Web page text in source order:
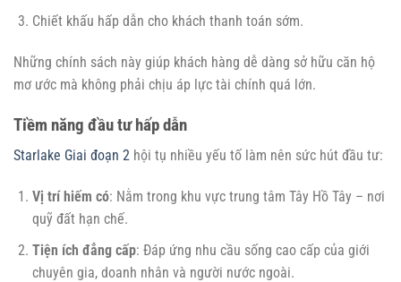
Chiết khấu hấp dẫn cho khách thanh toán sớm.
Những chính sách này giúp khách hàng dễ dàng sở hữu căn hộ
mơ ước mà không phải chịu áp lực tài chính quá lớn.
Tiềm năng đầu tư hấp dẫn
Starlake Giai đoạn 2 hội tụ nhiều yếu tố làm nên sức hút đầu tư:
Vị trí hiếm có: Nằm trong khu vực trung tâm Tây Hồ Tây – nơi
quỹ đất hạn chế.
Tiện ích đẳng cấp: Đáp ứng nhu cầu sống cao cấp của giới
chuyên gia, doanh nhân và người nước ngoài.